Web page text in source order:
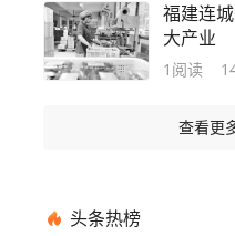
福建连
大产业
1 阅读
查看更
头条热榜